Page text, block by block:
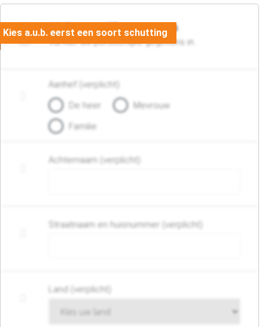
06. Persoonlijke gegevens
Vul hier uw persoonlijke gegevens in..
Aanhef (verplicht)
De heer
Mevrouw
Familie
Achternaam (verplicht)
Straatnaam en huisnummer (verplicht)
Land (verplicht)